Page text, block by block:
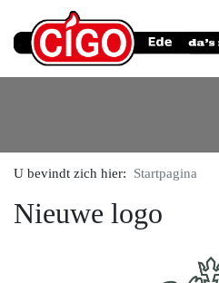
U bevindt zich hier: Startpagina
Nieuwe logo